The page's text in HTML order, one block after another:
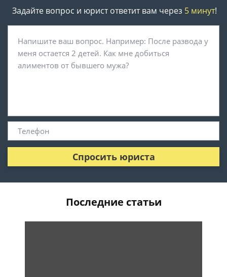
Задайте вопрос и юрист ответит вам через 5 минут!
Спросить юриста
Последние статьи